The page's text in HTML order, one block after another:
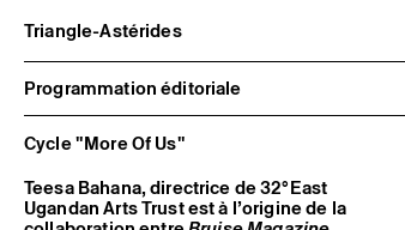
Triangle-Astérides
Centre d’art contemporain
d’intérêt national
et résidence internationale d'artistes
Programmation éditoriale
Cycle "More Of Us"
Teesa Bahana, directrice de 32°East
Ugandan Arts Trust est à l’origine de la